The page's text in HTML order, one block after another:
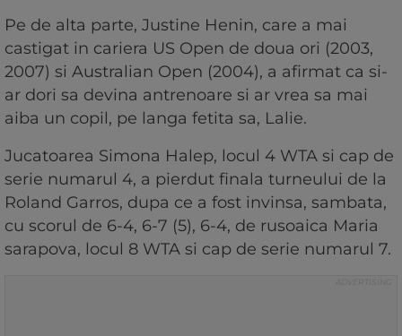
Pe de alta parte, Justine Henin, care a mai
castigat in cariera US Open de doua ori (2003,
2007) si Australian Open (2004), a afirmat ca si-
ar dori sa devina antrenoare si ar vrea sa mai
aiba un copil, pe langa fetita sa, Lalie.
Jucatoarea Simona Halep, locul 4 WTA si cap de
serie numarul 4, a pierdut finala turneului de la
Roland Garros, dupa ce a fost invinsa, sambata,
cu scorul de 6-4, 6-7 (5), 6-4, de rusoaica Maria
sarapova, locul 8 WTA si cap de serie numarul 7.